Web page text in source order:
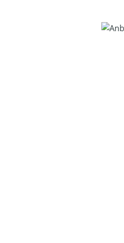
Bildergalerie überspringen